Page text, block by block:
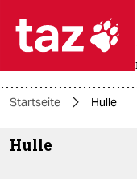

themen
usa
Startseite Hulle
Hulle